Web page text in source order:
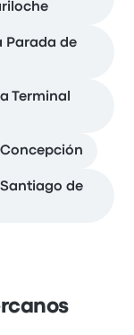
Parada de
Terminal
Concepción
Santiago de